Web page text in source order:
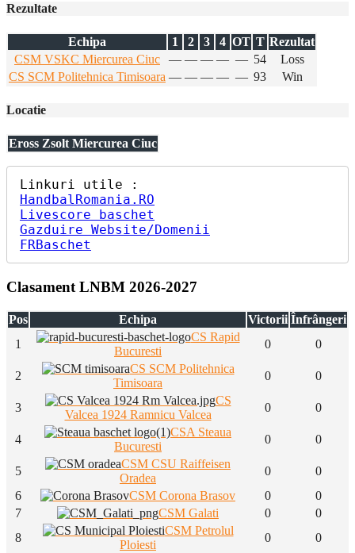
Rezultate
Echipa 1 2 3 4 OT T Rezultat
CSM VSKC Miercurea Ciuc
— — — — — 54
Loss
CS SCM Politehnica Timisoara — — — — — 93 Win
Locatie
Eross Zsolt Miercurea Ciuc
HandbalRomania.RO
Livescore baschet
Gazduire Website/Domenii
FRBaschet
Clasament LNBM 2026-2027
Pos Echipa Victorii Înfrângeri
1
CS Rapid
Bucuresti
0 0
2
CS SCM Politehnica
Timisoara
0 0
3
CS
Valcea 1924 Ramnicu Valcea
0 0
4
CSA Steaua
Bucuresti
0 0
5
CSM CSU Raiffeisen
Oradea
0
0
6
CSM Corona Brasov 0
0
7
CSM Galati 0
0
8
CSM Petrolul
Ploiesti
0
0